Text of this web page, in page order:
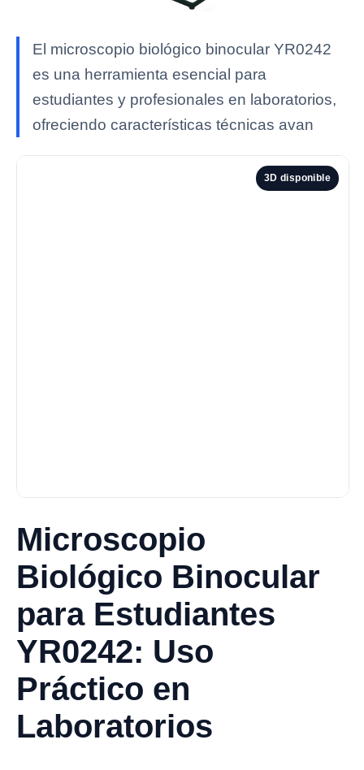
El microscopio biológico binocular YR0242
es una herramienta esencial para
estudiantes y profesionales en laboratorios,
ofreciendo características técnicas avan
3D disponible
Microscopio
Biológico Binocular
para Estudiantes
YR0242: Uso
Práctico en
Laboratorios